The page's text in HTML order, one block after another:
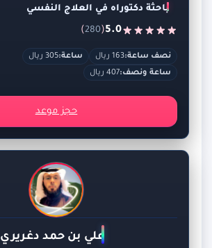
باحثة دكتوراه في العلاج النفسي
5.0
(
280
)
نصف ساعة:163 ريال ساعة:305 ريال
ساعة ونصف:407 ريال
حجز موعد
علي بن حمد دغريري